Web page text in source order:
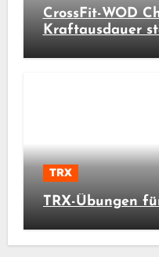
CrossFit-WOD
Kraftausdauer
TRX
TRX-Übungen